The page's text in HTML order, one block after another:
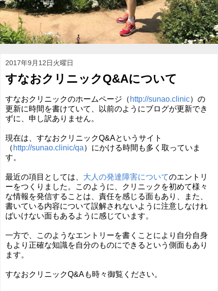
2017年9月12日火曜日
すなおクリニックQ&Aについて
すなおクリニックのホームページ（ http://sunao.clinic）の
更新に時間を書けていて、以前のようにブログが更新でき
ずに、申し訳ありません。
現在は、すなおクリニックQ&Aというサイト
（ http://sunao.clinic/qa）にかける時間も多く取っていま
す。
最近の項目としては、 大人の発達障害についてのエントリ
ーをつくりました。このように、クリニックを初めて様々
な情報を発信することは、責任を感じる面もあり、また、
書いている内容について誤解されないように注意しなけれ
ばいけない面もあるように感じています。
一方で、このようなエントリーを書くことにより自分自身
もより正確な知識を自分のものにできるという側面もあり
ます。
すなおクリニックQ&Aも時々御覧ください。